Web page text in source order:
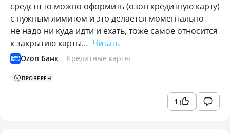
средств то можно оформить (озон кредитную карту)
с нужным лимитом и это делается моментально
не надо ни куда идти и ехать, тоже самое относится
к закрытию карты… Читать
Ozon Банк Кредитные карты
ПРОВЕРЕН
1